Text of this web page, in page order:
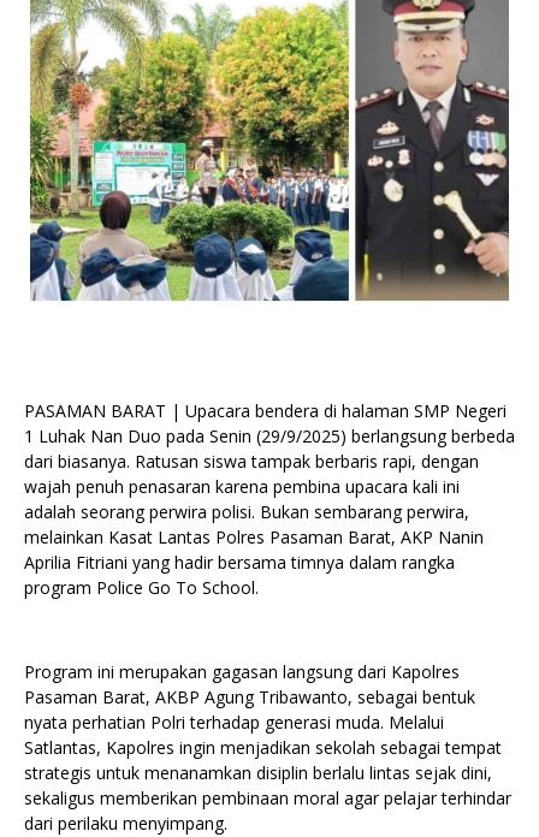
PASAMAN BARAT | Upacara bendera di halaman SMP Negeri
1 Luhak Nan Duo pada Senin (29/9/2025) berlangsung berbeda
dari biasanya. Ratusan siswa tampak berbaris rapi, dengan
wajah penuh penasaran karena pembina upacara kali ini
adalah seorang perwira polisi. Bukan sembarang perwira,
melainkan Kasat Lantas Polres Pasaman Barat, AKP Nanin
Aprilia Fitriani yang hadir bersama timnya dalam rangka
program Police Go To School.
Program ini merupakan gagasan langsung dari Kapolres
Pasaman Barat, AKBP Agung Tribawanto, sebagai bentuk
nyata perhatian Polri terhadap generasi muda. Melalui
Satlantas, Kapolres ingin menjadikan sekolah sebagai tempat
strategis untuk menanamkan disiplin berlalu lintas sejak dini,
sekaligus memberikan pembinaan moral agar pelajar terhindar
dari perilaku menyimpang.